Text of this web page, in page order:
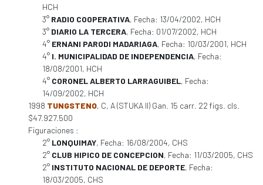
HCH
3° RADIO COOPERATIVA, Fecha: 13/04/2002, HCH
3° DIARIO LA TERCERA, Fecha: 01/07/2002, HCH
4° ERNANI PARODI MADARIAGA, Fecha: 10/03/2001, HCH
4° I. MUNICIPALIDAD DE INDEPENDENCIA, Fecha:
18/08/2001, HCH
4° CORONEL ALBERTO LARRAGUIBEL, Fecha:
14/09/2002, HCH
1998 TUNGSTENO, C, A (STUKA II) Gan. 15 carr. 22 figs. cls.
$47.927.500
Figuraciones :
2° LONQUIMAY, Fecha: 16/08/2004, CHS
2° CLUB HIPICO DE CONCEPCION, Fecha: 11/03/2005, CHS
2° INSTITUTO NACIONAL DE DEPORTE, Fecha:
18/03/2005, CHS